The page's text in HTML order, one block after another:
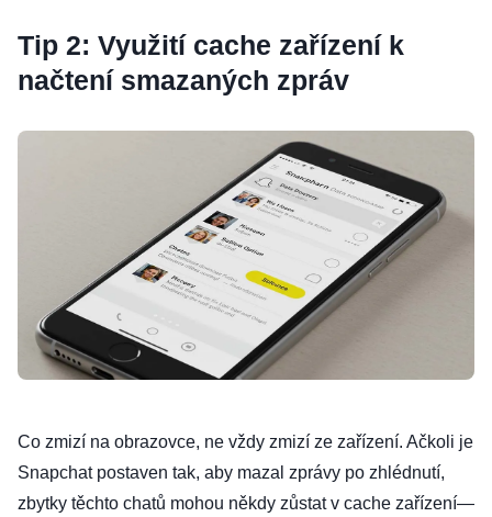
Tip 2: Využití cache zařízení k
načtení smazaných zpráv
Co zmizí na obrazovce, ne vždy zmizí ze zařízení. Ačkoli je
Snapchat postaven tak, aby mazal zprávy po zhlédnutí,
zbytky těchto chatů mohou někdy zůstat v cache zařízení—